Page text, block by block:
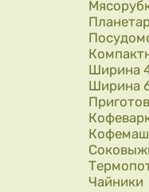
Ширина
Ширина
Чайники